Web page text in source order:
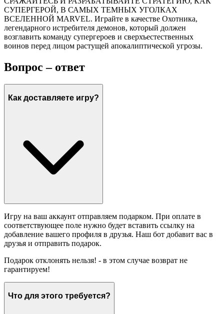
СУПЕРГЕРОЙ, В САМЫХ ТЕМНЫХ УГОЛКАХ
ВСЕЛЕННОЙ MARVEL. Играйте в качестве Охотника,
легендарного истребителя демонов, который должен
возглавить команду супергероев и сверхъестественных
воинов перед лицом растущей апокалиптической угрозы.
Вопрос – ответ
Как доставляете игру?
Игру на ваш аккаунт отправляем подарком. При оплате в
соответствующее поле нужно будет вставить ссылку на
добавление вашего профиля в друзья. Наш бот добавит вас в
друзья и отправить подарок.
Подарок отклонять нельзя! - в этом случае возврат не
гарантируем!
Что для этого требуется?